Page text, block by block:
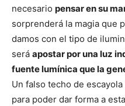
necesario pensar en su
sorprenderá la magia que
damos con el tipo de
será apostar por una luz
fuente lumínica que la
Un falso techo de
para poder dar forma a